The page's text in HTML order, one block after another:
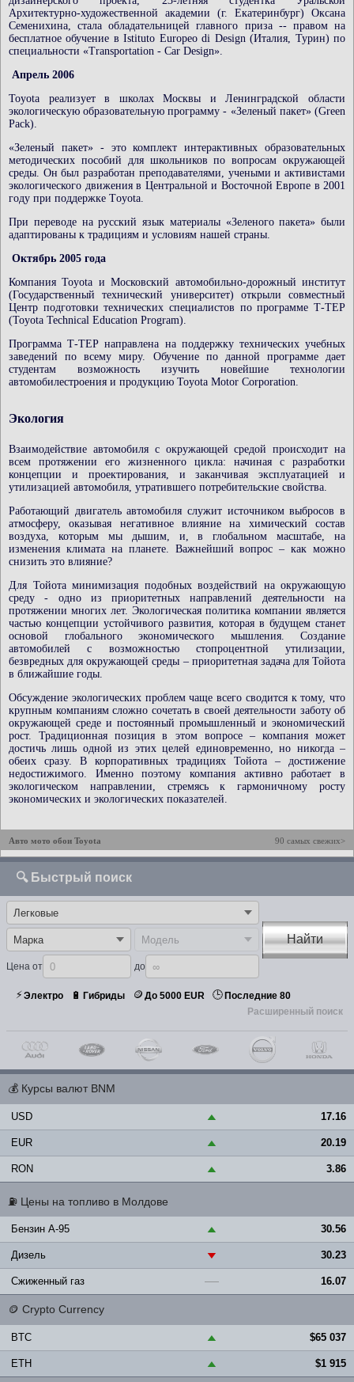
Архитектурно-художественной академии (г. Екатеринбург) Оксана
Семенихина, стала обладательницей главного приза -- правом на
бесплатное обучение в Istituto Europeo di Design (Италия, Турин) по
специальности «Transportation - Car Design».
Апрель 2006
Toyota реализует в школах Москвы и Ленинградской области
экологическую образовательную программу - «Зеленый пакет» (Green
Pack).
«Зеленый пакет» - это комплект интерактивных образовательных
методических пособий для школьников по вопросам окружающей
среды. Он был разработан преподавателями, учеными и активистами
экологического движения в Центральной и Восточной Европе в 2001
году при поддержке Тoyota.
При переводе на русский язык материалы «Зеленого пакета» были
адаптированы к традициям и условиям нашей страны.
Октябрь 2005 года
Компания Toyota и Московский автомобильно-дорожный институт
(Государственный технический университет) открыли совместный
Центр подготовки технических специалистов по программе Т-ТЕР
(Toyota Technical Education Program).
Программа Т-ТЕР направлена на поддержку технических учебных
заведений по всему миру. Обучение по данной программе дает
студентам возможность изучить новейшие технологии
автомобилестроения и продукцию Toyota Motor Corporation.
Экология
Взаимодействие автомобиля с окружающей средой происходит на
всем протяжении его жизненного цикла: начиная с разработки
концепции и проектирования, и заканчивая эксплуатацией и
утилизацией автомобиля, утратившего потребительские свойства.
Работающий двигатель автомобиля служит источником выбросов в
атмосферу, оказывая негативное влияние на химический состав
воздуха, которым мы дышим, и, в глобальном масштабе, на
изменения климата на планете. Важнейший вопрос – как можно
снизить это влияние?
Для Тойота минимизация подобных воздействий на окружающую
среду - одно из приоритетных направлений деятельности на
протяжении многих лет. Экологическая политика компании является
частью концепции устойчивого развития, которая в будущем станет
основой глобального экономического мышления. Создание
автомобилей с возможностью стопроцентной утилизации,
безвредных для окружающей среды – приоритетная задача для Тойота
в ближайшие годы.
Обсуждение экологических проблем чаще всего сводится к тому, что
крупным компаниям сложно сочетать в своей деятельности заботу об
окружающей среде и постоянный промышленный и экономический
рост. Традиционная позиция в этом вопросе – компания может
достичь лишь одной из этих целей единовременно, но никогда –
обеих сразу. В корпоративных традициях Тойота – достижение
недостижимого. Именно поэтому компания активно работает в
экологическом направлении, стремясь к гармоничному росту
экономических и экологических показателей.
Авто мото обои Toyota 90 самых свежих>
🔍 Быстрый поиск
Цена от до
Найти
⚡Электро 🔋 Гибриды 🪙 До 5000 EUR 🕒 Последние 80
Расширенный поиск
💰 Курсы валют BNM
USD ▲ 17.16
EUR ▲ 20.19
RON ▲ 3.86
⛽ Цены на топливо в Молдове
Бензин A-95 ▲ 30.56
Дизель ▼ 30.23
Сжиженный газ — 16.07
🪙 Crypto Currency
BTC ▲ $65 037
ETH ▲ $1 915